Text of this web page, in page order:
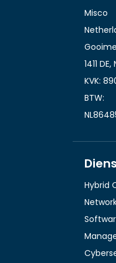
Beeldschermgrootte
Opslagcapaciteit
Opslagcapaciteit
RAM-geheugen
RAM-geheugen
Misco
1411
KVK:
BTW:
Hybrid